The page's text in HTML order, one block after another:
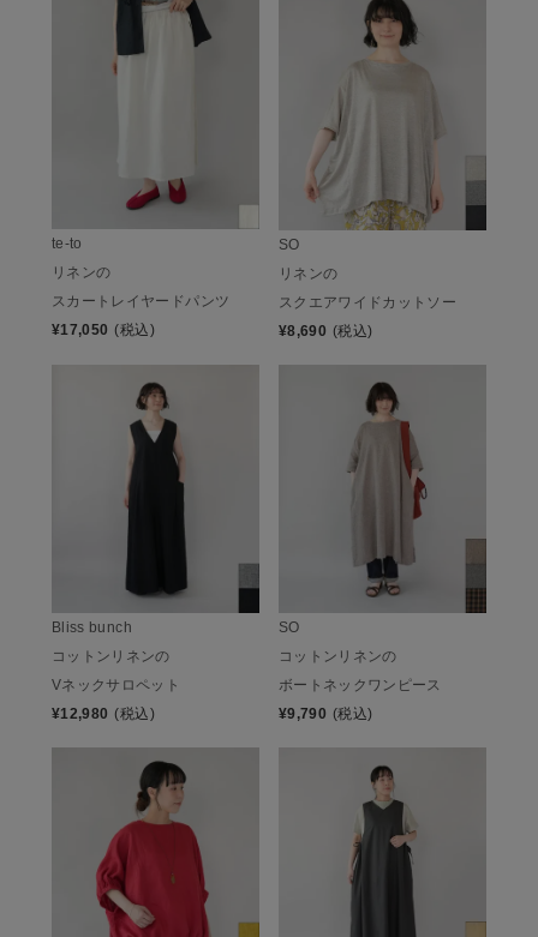
te-to
リネンの
スカートレイヤードパンツ
¥17,050 (税込)
SO
リネンの
スクエアワイドカットソー
¥8,690 (税込)
Bliss bunch
コットンリネンの
Vネックサロペット
¥12,980 (税込)
SO
コットンリネンの
ボートネックワンピース
¥9,790 (税込)